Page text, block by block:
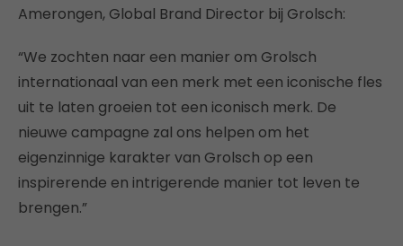
Amerongen, Global Brand Director bij Grolsch:
“We zochten naar een manier om Grolsch
internationaal van een merk met een iconische fles
uit te laten groeien tot een iconisch merk. De
nieuwe campagne zal ons helpen om het
eigenzinnige karakter van Grolsch op een
inspirerende en intrigerende manier tot leven te
brengen.”